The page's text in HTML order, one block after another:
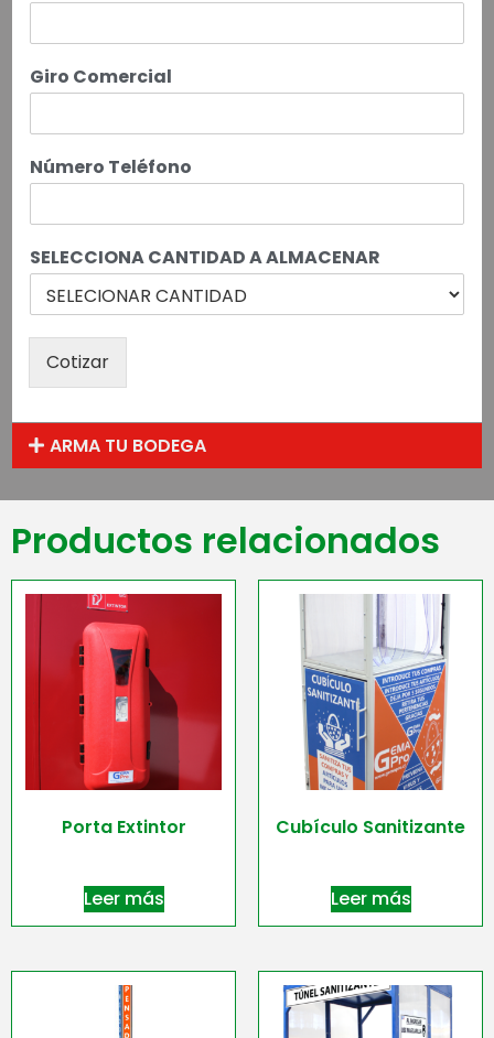
Giro Comercial
Número Teléfono
SELECCIONA CANTIDAD A ALMACENAR
Cotizar
ARMA TU BODEGA
Productos relacionados
Porta Extintor
Leer más
Cubículo Sanitizante
Leer más